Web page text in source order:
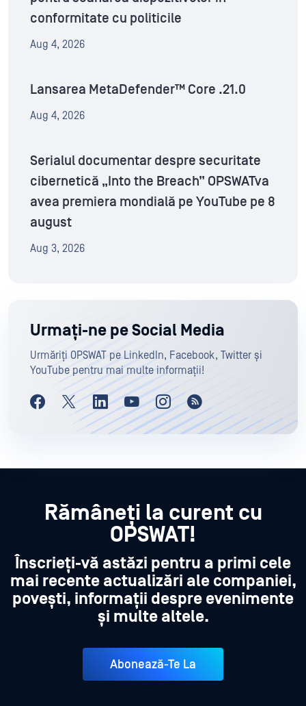
conformitate cu politicile
Aug 4, 2026
Lansarea MetaDefender™ Core .21.0
Aug 4, 2026
Serialul documentar despre securitate
cibernetică „Into the Breach” OPSWATva
avea premiera mondială pe YouTube pe 8
august
Aug 3, 2026
Urmați-ne pe Social Media
Urmăriți OPSWAT pe LinkedIn, Facebook, Twitter și
YouTube pentru mai multe informații!
Rămâneți la curent cu
OPSWAT!
Înscrieți-vă astăzi pentru a primi cele
mai recente actualizări ale companiei,
povești, informații despre evenimente
și multe altele.
Abonează-Te La